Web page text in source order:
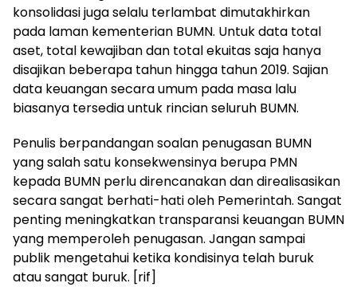
konsolidasi juga selalu terlambat dimutakhirkan
pada laman kementerian BUMN. Untuk data total
aset, total kewajiban dan total ekuitas saja hanya
disajikan beberapa tahun hingga tahun 2019. Sajian
data keuangan secara umum pada masa lalu
biasanya tersedia untuk rincian seluruh BUMN.
Penulis berpandangan soalan penugasan BUMN
yang salah satu konsekwensinya berupa PMN
kepada BUMN perlu direncanakan dan direalisasikan
secara sangat berhati-hati oleh Pemerintah. Sangat
penting meningkatkan transparansi keuangan BUMN
yang memperoleh penugasan. Jangan sampai
publik mengetahui ketika kondisinya telah buruk
atau sangat buruk. [rif]